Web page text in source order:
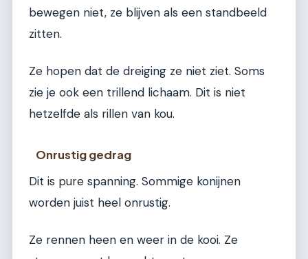
bewegen niet, ze blijven als een standbeeld
zitten.
Ze hopen dat de dreiging ze niet ziet. Soms
zie je ook een trillend lichaam. Dit is niet
hetzelfde als rillen van kou.
Onrustig gedrag
Dit is pure spanning. Sommige konijnen
worden juist heel onrustig.
Ze rennen heen en weer in de kooi. Ze